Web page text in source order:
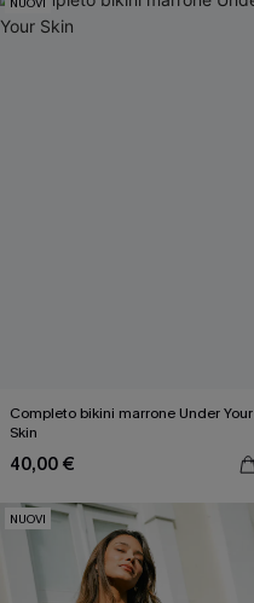
Completo bikini marrone Under Your
Skin
40,00 €
NUOVI